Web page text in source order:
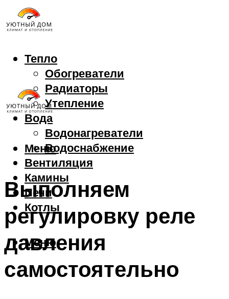
Тепло
Обогреватели
Радиаторы
Утепление
Вода
Водонагреватели
Водоснабжение
Вентиляция
Камины
Печи
Котлы
Меню
Меню
Выполняем
регулировку реле
давления
самостоятельно